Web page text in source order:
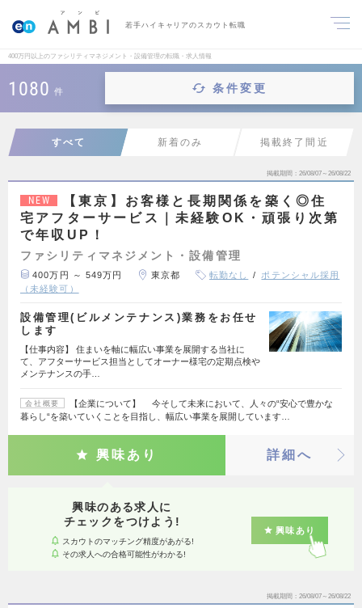
若手ハイキャリアのスカウト転職
400万円以上のファシリティマネジメント・設備管理の転職・求人情報
1080 件 条件変更
すべて 新着のみ 掲載終了間近
掲載期間 26/08/07～26/08/22
NEW
【東京】お客様と長期関係を築く◎住
宅アフターサービス｜未経験OK・頑張り次第
で年収UP！
ファシリティマネジメント・設備管理
400万円 ～ 549万円 東京都 転勤なし
ポテンシャル採用
（未経験可）
設備管理(ビルメンテナンス)業務をお任せ
します
【仕事内容】 住まいを軸に幅広い事業を展開する当社に
て、アフターサービス担当としてオーナー様宅の定期点検や
メンテナンスの手…
会社概要
【企業について】 今そして未来において、人々の“安心で豊かな
暮らし“を築いていくことを目指し、幅広い事業を展開しています…
興味あり 詳細へ
興味のある求人に
チェックをつけよう!
スカウトのマッチング精度があがる!
その求人への合格可能性がわかる!
興味あり
掲載期間 26/08/07～26/08/22